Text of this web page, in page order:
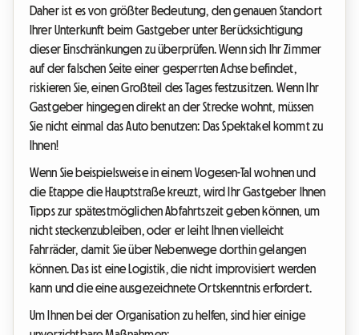
Daher ist es von größter Bedeutung, den genauen Standort
Ihrer Unterkunft beim Gastgeber unter Berücksichtigung
dieser Einschränkungen zu überprüfen. Wenn sich Ihr Zimmer
auf der falschen Seite einer gesperrten Achse befindet,
riskieren Sie, einen Großteil des Tages festzusitzen. Wenn Ihr
Gastgeber hingegen direkt an der Strecke wohnt, müssen
Sie nicht einmal das Auto benutzen: Das Spektakel kommt zu
Ihnen!
Wenn Sie beispielsweise in einem Vogesen-Tal wohnen und
die Etappe die Hauptstraße kreuzt, wird Ihr Gastgeber Ihnen
Tipps zur spätestmöglichen Abfahrtszeit geben können, um
nicht steckenzubleiben, oder er leiht Ihnen vielleicht
Fahrräder, damit Sie über Nebenwege dorthin gelangen
können. Das ist eine Logistik, die nicht improvisiert werden
kann und die eine ausgezeichnete Ortskenntnis erfordert.
Um Ihnen bei der Organisation zu helfen, sind hier einige